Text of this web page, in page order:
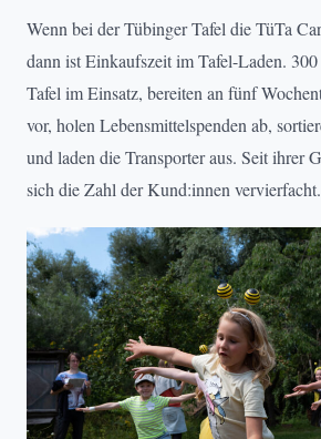
Wenn bei der Tübinger Tafel die TüTa
dann ist Einkaufszeit im Tafel-Laden.
Tafel im Einsatz, bereiten an fünf
vor, holen Lebensmittelspenden ab,
und laden die Transporter aus. Seit ihrer
sich die Zahl der Kund:innen vervierfacht.